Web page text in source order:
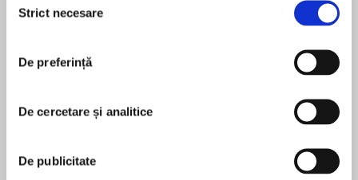
consimțământului
Strict necesare
De preferință
De cercetare și analitice
De publicitate
Autorul bestsellerului New York Times Unfu*k
Autorul bestsellerului Unfu*k Yourself îți oferă
ați face relațiile funcționale: să îți asumi
„Iubirea are răbdare, iubirea este oarbă..." Până
MAI MULT
pentru această carte